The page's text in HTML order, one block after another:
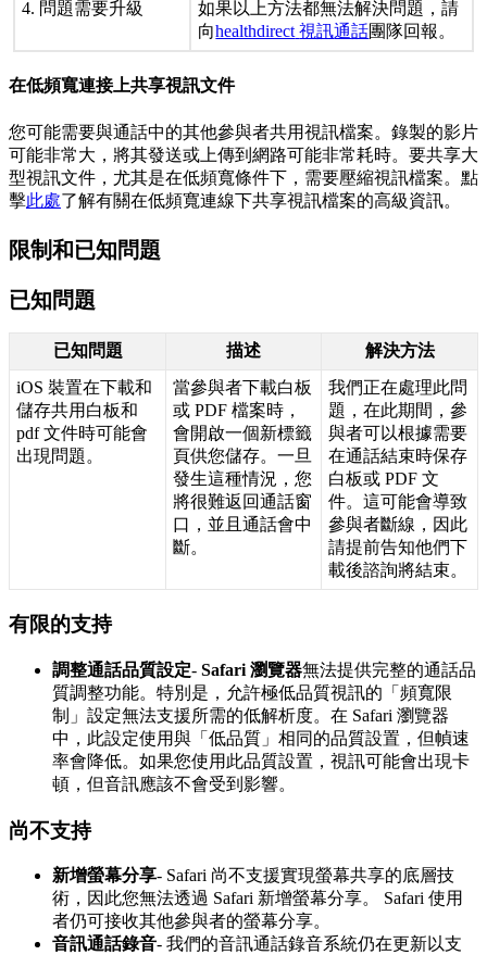
4. 問題需要升級 如果以 上方法都無法解決問題 ，請
向healthdirect 視訊通話團隊回報 。
在低頻寬連接上共享視訊文件
您可能需要與通話中的其他參與者共用視訊檔案。 錄製的影片
可能非常大 ， 將其發送或 上傳到 網路可能非常耗時。 要共享大
型視訊文件 ， 尤其是在低頻寬條件下 ， 需要壓縮視訊檔案。 點
擊此處了解有關在低頻寬連線下共享視訊檔案的高級資訊。
限制和已知問題
已知問題
已知問題 描述 解決方法
iOS 裝置在下載和
儲存共用 白板和
pdf 文件時可能會
出現問題。
當參與者下載白板
或 PDF 檔案時 ，
會開啟一個新標籤
頁供您儲存。一旦
發生這種情況 ，您
將很難返 回通話窗
口 ， 並 且通話會中
斷。
我們正在處理此問
題 ，在此期 間 ，參
與者可以根據需要
在通話結束時保存
白板或 PDF 文
件。這可能會導致
參與者斷線 ， 因 此
請提前告知他們下
載後諮詢將結束。
有限的支持
調整通話品質設定- Safari 瀏覽器無法提供完整的通話品
質調整功能。 特別 是 ， 允許極低品質視訊的 「 頻寬限
制 」 設定無法支援所需的低解析度。 在 Safari 瀏覽器
中 ， 此設定使用與 「 低品質 」 相同 的品質設置 ， 但幀速
率會降低。 如果您使用 此品質設置 ， 視訊可能會出現卡
頓 ， 但音訊應該不會受到 影響。
尚不支持
新增螢幕分享- Safari 尚不支援實現螢幕共享的底層技
術 ， 因 此您無法透過 Safari 新增螢幕分享。 Safari 使用
者仍可接收其他參與者的螢幕分享。
音訊通話錄音- 我們的音訊通話錄音系統仍在更新以支